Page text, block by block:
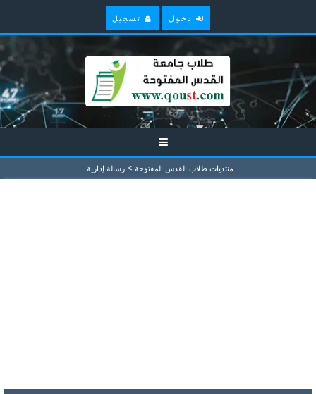
دخول تسجيل
منتديات طلاب القدس المفتوحة > رسالة إدارية